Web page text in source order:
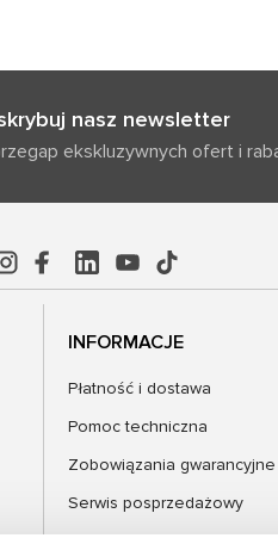
nasz newsletter
ekskluzywnych ofert i
INFORMACJE
Płatność i dostawa
Pomoc techniczna
Zobowiązania gwarancyjne
Serwis posprzedażowy